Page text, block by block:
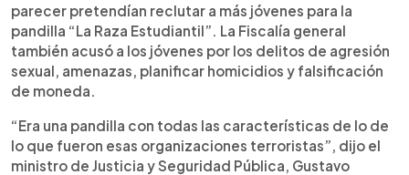
parecer pretendían reclutar a más jóvenes para la
pandilla “La Raza Estudiantil”. La Fiscalía general
también acusó a los jóvenes por los delitos de agresión
sexual, amenazas, planificar homicidios y falsificación
de moneda.
“Era una pandilla con todas las características de lo de
lo que fueron esas organizaciones terroristas”, dijo el
ministro de Justicia y Seguridad Pública, Gustavo